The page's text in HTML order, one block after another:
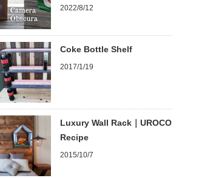
2022/8/12
Coke Bottle Shelf
2017/1/19
Luxury Wall Rack｜UROCO
Recipe
2015/10/7